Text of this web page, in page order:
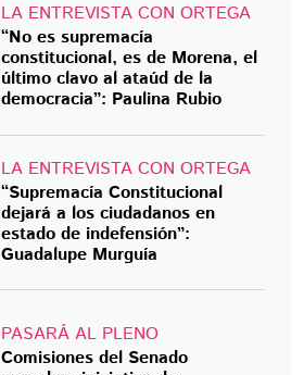
LA ENTREVISTA CON ORTEGA
“No es supremacía
constitucional, es de Morena, el
último clavo al ataúd de la
democracia”: Paulina Rubio
LA ENTREVISTA CON ORTEGA
“Supremacía Constitucional
dejará a los ciudadanos en
estado de indefensión”:
Guadalupe Murguía
PASARÁ AL PLENO
Comisiones del Senado